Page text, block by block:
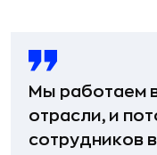
Мы работаем
отрасли, и
сотрудников